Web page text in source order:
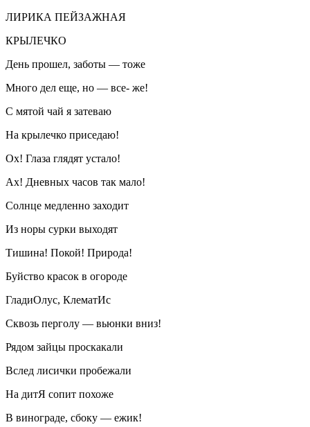
ЛИРИКА ПЕЙЗАЖНАЯ
КРЫЛЕЧКО
День прошел, заботы — тоже
Много дел еще, но — все- же!
С мятой чай я затеваю
На крылечко приседаю!
Ох! Глаза глядят устало!
Ах! Дневных часов так мало!
Солнце медленно заходит
Из норы сурки выходят
Тишина! Покой! Природа!
Буйство красок в огороде
ГладиОлус, КлематИс
Сквозь перголу — вьюнки вниз!
Рядом зайцы проскакали
Вслед лисички пробежали
На дитЯ сопит похоже
В винограде, сбоку — ежик!